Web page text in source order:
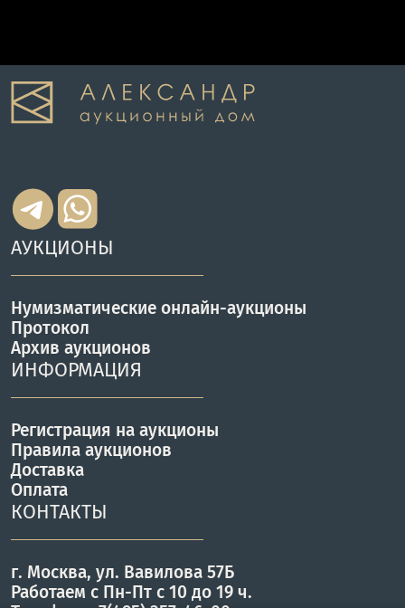
АУКЦИОНЫ
Нумизматические онлайн-аукционы
Протокол
Архив аукционов
ИНФОРМАЦИЯ
Регистрация на аукционы
Правила аукционов
Доставка
Оплата
КОНТАКТЫ
г. Москва, ул. Вавилова 57Б
Работаем с Пн-Пт с 10 до 19 ч.